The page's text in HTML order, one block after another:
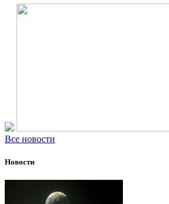
Все новости
Новости